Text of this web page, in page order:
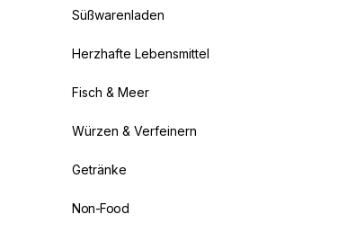
Süßwarenladen
Herzhafte Lebensmittel
Fisch & Meer
Würzen & Verfeinern
Getränke
Non-Food